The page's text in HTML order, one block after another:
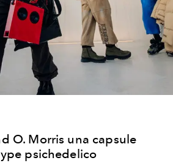
O. Morris una capsule
psichedelico